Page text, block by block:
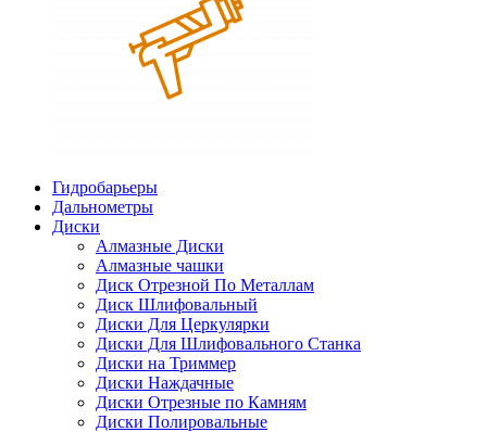
Гидробарьеры
Дальнометры
Диски
Алмазные Диски
Алмазные чашки
Диск Отрезной По Металлам
Диск Шлифовальный
Диски Для Церкулярки
Диски Для Шлифовального Станка
Диски на Триммер
Диски Наждачные
Диски Отрезные по Камням
Диски Полировальные